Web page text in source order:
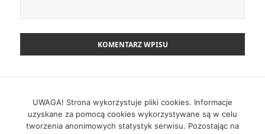
Poprzedni
wpis:
Zwinny Przewodnik – 14.04.2025
UWAGA! Strona wykorzystuje pliki cookies. Informacje
uzyskane za pomocą cookies wykorzystywane są w celu
tworzenia anonimowych statystyk serwisu. Pozostając na